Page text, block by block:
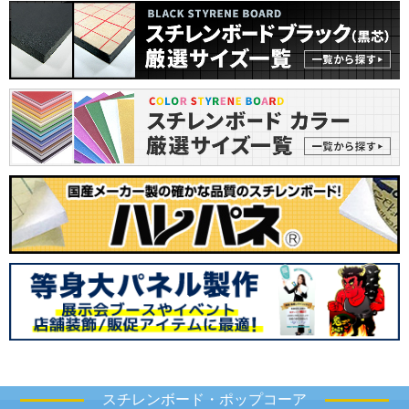
スチレンボード・ポップコーア